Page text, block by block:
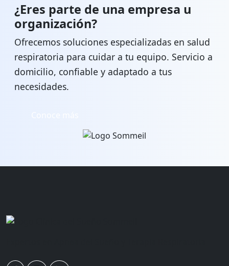
¿Eres parte de una empresa u
organización?
Ofrecemos soluciones especializadas en salud
respiratoria para cuidar a tu equipo. Servicio a
domicilio, confiable y adaptado a tus
necesidades.